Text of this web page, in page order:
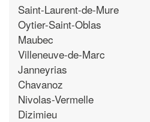
Saint-Laurent-de-Mure
Oytier-Saint-Oblas
Maubec
Villeneuve-de-Marc
Janneyrias
Chavanoz
Nivolas-Vermelle
Dizimieu